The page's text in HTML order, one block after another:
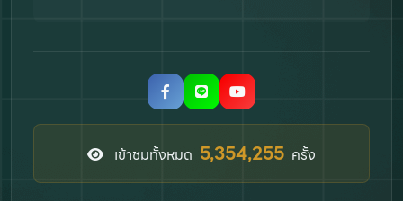
เข้าชมทั้งหมด 6,449,443 ครั้ง